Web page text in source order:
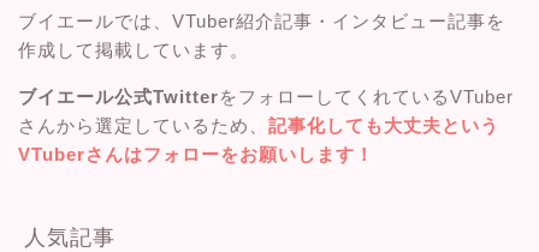
ブイエールでは、VTuber紹介記事・インタビュー記事を
作成して掲載しています。
ブイエール公式TwitterをフォローしてくれているVTuber
さんから選定しているため、 記事化しても大丈夫という
VTuberさんはフォローをお願いします！
人気記事